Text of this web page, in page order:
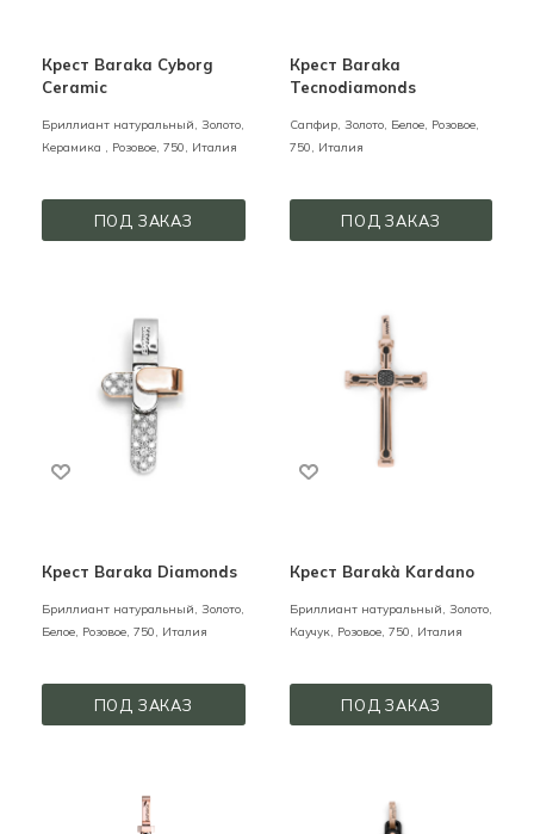
Крест Baraka Cyborg
Ceramic
Бриллиант натуральный, Золото,
Керамика , Розовое, 750, Италия
ПОД ЗАКАЗ
Крест Baraka
Tecnodiamonds
Сапфир, Золото, Белое, Розовое,
750,
Италия
ПОД ЗАКАЗ
Крест Baraka Diamonds
Бриллиант натуральный, Золото,
Белое, Розовое, 750, Италия
ПОД ЗАКАЗ
Крест Barakà Kardano
Бриллиант натуральный, Золото,
Каучук, Розовое, 750, Италия
ПОД ЗАКАЗ